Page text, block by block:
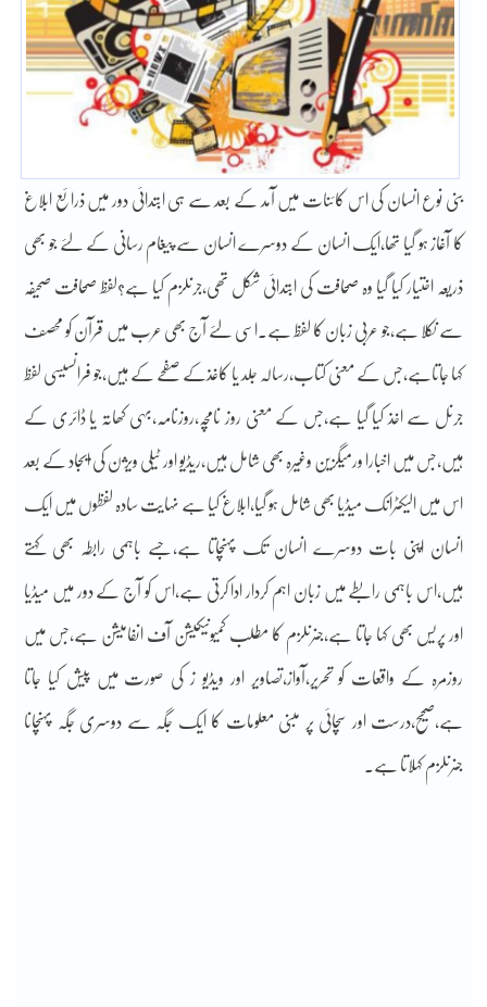
بنی نوع انسان کی اس کائنات میں آمد کے بعد سے ہی ابتدائی دور میں ذرائع ابلاغ
کا آغاز ہو گیا تھا،ایک انسان کے دوسرے انسان سے پیغام رسانی کے لئے جو بھی
ذریعہ اختیار کیا گیا وہ صحافت کی ابتدائی شکل تھی،جرنلزم کیا ہے؟لفظ صحافت صحیفہ
سے نکلا ہے،جو عربی زبان کا لفظ ہے۔اسی لئے آج بھی عرب میں قرآن کو محصف
کہا جاتاہے،جس کے معنی کتاب،رسالہ جلد یا کاغذکے صفحے کے ہیں،جو فرانسیسی لفظ
جرنل سے اخذ کیا گیا ہے،جس کے معنی روز نامچہ،روزنامہ،بہی کھاتہ یا ڈائری کے
ہیں،جس میں اخبارا ورمیگزین وغیرہ بھی شامل ہیں،ریڈیو اور ٹیلی ویژن کی ایجاد کے بعد
اس میں الیکٹرانک میڈیا بھی شامل ہو گیا،ابلاغ کیا ہے نہایت سادہ لفظوں میں ایک
انسان اپنی بات دوسرے انسان تک پہنچاتا ہے،جسے باہمی رابطہ بھی کہتے
ہیں،اس باہمی رابطے میں زبان اہم کردار ادا کرتی ہے،اس کو آج کے دور میں میڈیا
اور پریس بھی کہا جاتا ہے،جنرنلزم کا مطلب کمیونیکیشن آف انفامیشن ہے،جس میں
روزمرہ کے واقعات کو تحریر،آواز،تصاویر اور ویڈیو ز کی صورت میں پیش کیا جاتا
ہے،صحیح،درست اور سچائی پر مبنی معلومات کا ایک جگہ سے دوسری جگہ پہنچانا
جنرنلزم کہلاتا ہے۔